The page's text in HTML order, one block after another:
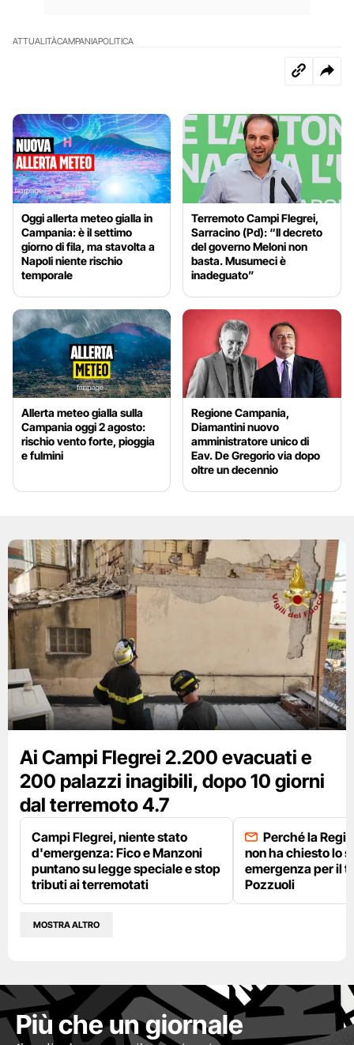
ATTUALITÀCAMPANIAPOLITICA
Oggi allerta meteo gialla in
Campania: è il settimo
giorno di fila, ma stavolta a
Napoli niente rischio
temporale
Terremoto Campi Flegrei,
Sarracino (Pd): “Il decreto
del governo Meloni non
basta. Musumeci è
inadeguato”
Allerta meteo gialla sulla
Campania oggi 2 agosto:
rischio vento forte, pioggia
e fulmini
Regione Campania,
Diamantini nuovo
amministratore unico di
Eav. De Gregorio via dopo
oltre un decennio
Ai Campi Flegrei 2.200 evacuati e
200 palazzi inagibili, dopo 10 giorni
dal terremoto 4.7
Campi Flegrei, niente stato
d'emergenza: Fico e Manzoni
puntano su legge speciale e stop
tributi ai terremotati
Perché la
non ha chiesto lo
emergenza per il
Pozzuoli
MOSTRA ALTRO
Più che un giornale